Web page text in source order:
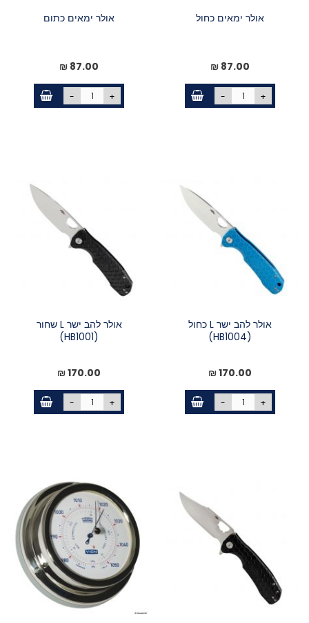
אולר ימאים כחול
87.00 ₪
- +
אולר ימאים כתום
87.00 ₪
- +
אולר להב ישר L כחול
(HB1004)
170.00 ₪
- +
אולר להב ישר L שחור
(HB1001)
170.00 ₪
- +